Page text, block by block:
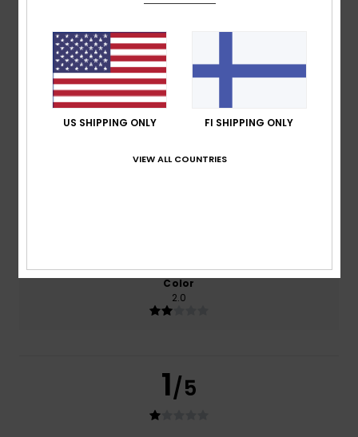
3.0
based on2 verified reviews
50% of our customers recommend this product
Color
2.0
1/5
US SHIPPING ONLY FI SHIPPING ONLY
VIEW ALL COUNTRIES